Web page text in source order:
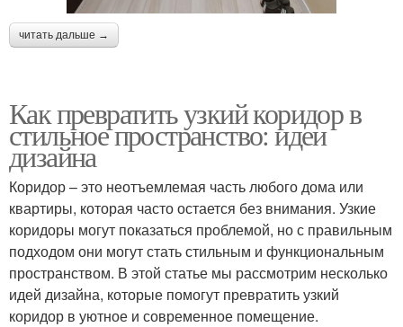
читать дальше →
Как превратить узкий коридор в
стильное пространство: идеи
дизайна
Коридор – это неотъемлемая часть любого дома или
квартиры, которая часто остается без внимания. Узкие
коридоры могут показаться проблемой, но с правильным
подходом они могут стать стильным и функциональным
пространством. В этой статье мы рассмотрим несколько
идей дизайна, которые помогут превратить узкий
коридор в уютное и современное помещение.